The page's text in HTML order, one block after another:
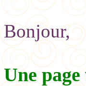
Bonjour,
Une